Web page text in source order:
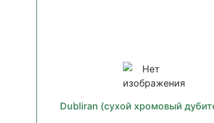
Dubliran (сухой хромовый